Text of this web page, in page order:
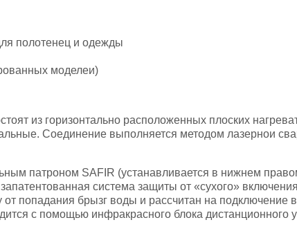
полотенец и одежды
моделеи)
из горизонтально расположенных плоских
Соединение выполняется методом лазернои
патроном SAFIR (устанавливается в нижнем
система защиты от «сухого»
попадания брызг воды и рассчитан на подключение
с помощью инфракрасного блока дистанционного